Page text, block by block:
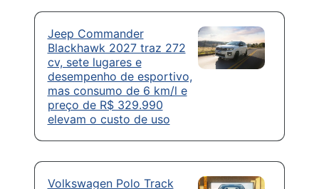
Jeep Commander
Blackhawk 2027 traz 272
cv, sete lugares e
desempenho de esportivo,
mas consumo de 6 km/l e
preço de R$ 329.990
elevam o custo de uso
Volkswagen Polo Track